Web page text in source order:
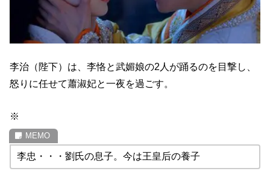
李治（陛下）は、李恪と武媚娘の2人が踊るのを目撃し、
怒りに任せて蕭淑妃と一夜を過ごす。
※
李忠・・・劉氏の息子。今は王皇后の養子